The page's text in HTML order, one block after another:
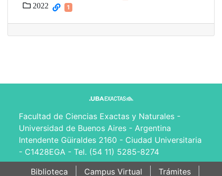
2022 1
Facultad de Ciencias Exactas y Naturales -
Universidad de Buenos Aires - Argentina
Intendente Güiraldes 2160 - Ciudad Universitaria
- C1428EGA - Tel. (54 11) 5285-8274
Biblioteca
Campus Virtual Trámites